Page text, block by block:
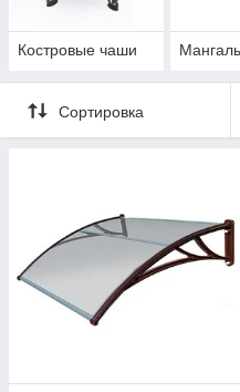
Костровые чаши
Сортировка